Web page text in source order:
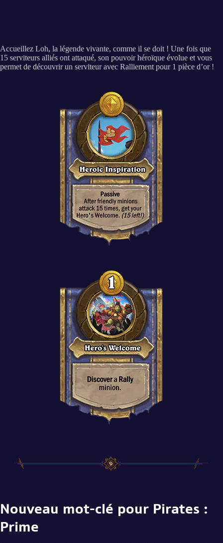
Accueillez Loh, la légende vivante, comme il se doit ! Une fois que
15 serviteurs alliés ont attaqué, son pouvoir héroïque évolue et vous
permet de découvrir un serviteur avec Ralliement pour 1 pièce d’or !
Nouveau mot-clé pour Pirates :
Prime